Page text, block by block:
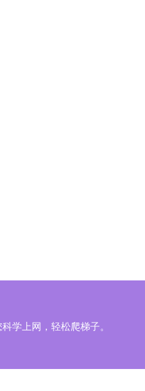
学上网，轻松爬梯子。